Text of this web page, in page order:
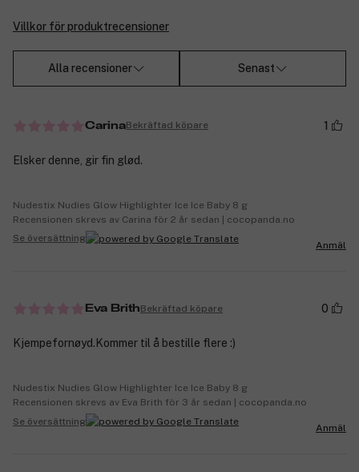
Villkor för produktrecensioner
Alla recensioner Senast
CarinaBekräftad köpare 1
Elsker denne, gir fin glød.
Nudestix Nudies Glow Highlighter Ice Ice Baby 8 g
Recensionen skrevs av Carina för 2 år sedan | cocopanda.no
Se översättning
Anmäl
Eva BrithBekräftad köpare 0
Kjempefornøyd.Kommer til å bestille flere :)
Nudestix Nudies Glow Highlighter Ice Ice Baby 8 g
Recensionen skrevs av Eva Brith för 3 år sedan | cocopanda.no
Se översättning
Anmäl